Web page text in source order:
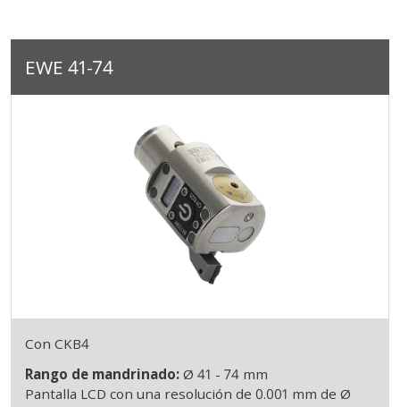
EWE 41-74
Con CKB4
Rango de mandrinado: Ø 41 - 74 mm
Pantalla LCD con una resolución de 0.001 mm de Ø